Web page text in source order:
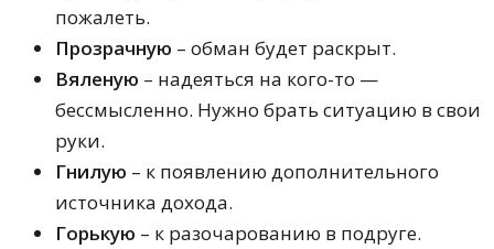
пожалеть.
Прозрачную – обман будет раскрыт.
Вяленую – надеяться на кого-то —
бессмысленно. Нужно брать ситуацию в свои
руки.
Гнилую – к появлению дополнительного
источника дохода.
Горькую – к разочарованию в подруге.